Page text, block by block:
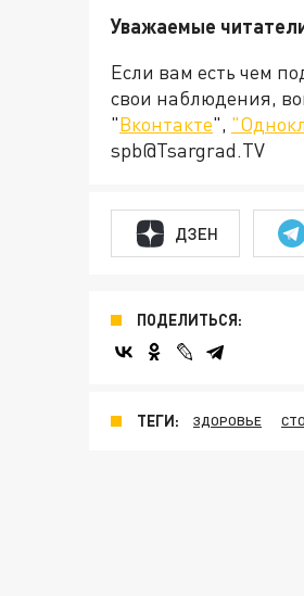
Уважаемые
Если вам есть чем
свои наблюдения,
"Вконтакте",
spb@Tsargrad.TV
ДЗЕН
ПОДЕЛИТЬСЯ:
ТЕГИ: ЗДОРОВЬЕ